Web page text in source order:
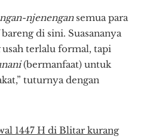
njenengansemua para
bareng di sini. Suasananya
usah terlalu formal, tapi
(bermanfaat) untuk
tuturnya dengan
1447 H di Blitar kurang